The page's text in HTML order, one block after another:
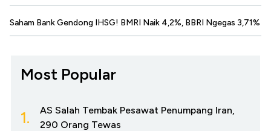
Saham Bank Gendong IHSG! BMRI Naik 4,2%, BBRI Ngegas 3,71%
Most Popular
1.
AS Salah Tembak Pesawat Penumpang Iran,
290 Orang Tewas